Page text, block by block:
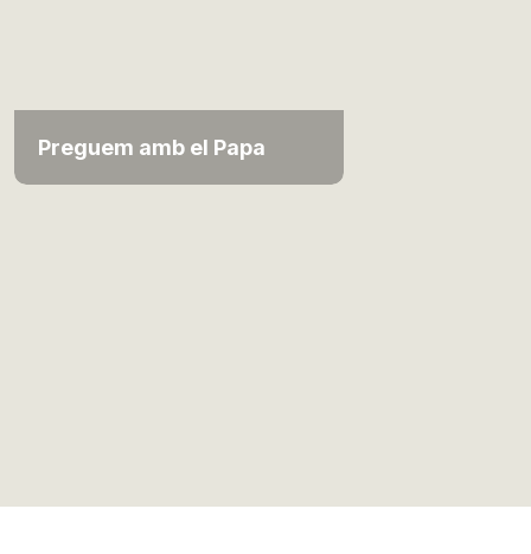
Preguem amb el Papa